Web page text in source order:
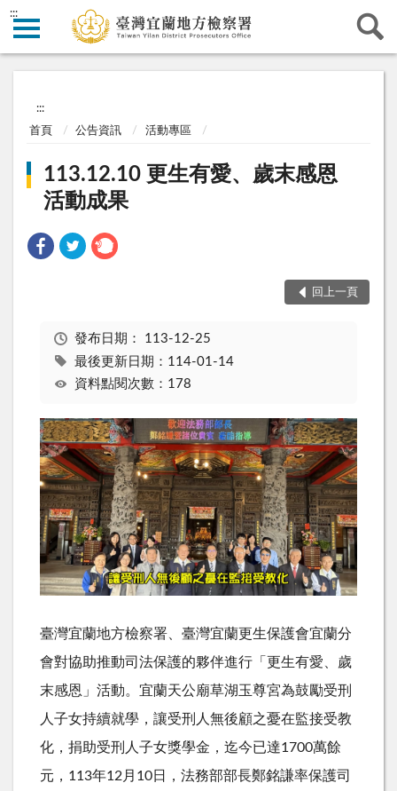
:::
:::
首頁 公告資訊 活動專區
113.12.10 更生有愛、歲末感恩
活動成果
回上一頁
發布日期： 113-12-25
最後更新日期：114-01-14
資料點閱次數：178
臺灣宜蘭地方檢察署、臺灣宜蘭更生保護會宜蘭分
會對協助推動司法保護的夥伴進行「更生有愛、歲
末感恩」活動。宜蘭天公廟草湖玉尊宮為鼓勵受刑
人子女持續就學，讓受刑人無後顧之憂在監接受教
化，捐助受刑人子女獎學金，迄今已達1700萬餘
元， 113年12月 10日，法務部部長鄭銘謙率保護司